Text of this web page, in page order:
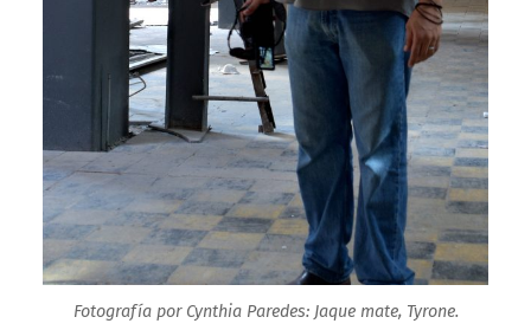
Fotografía por Cynthia Paredes: Jaque mate, Tyrone.